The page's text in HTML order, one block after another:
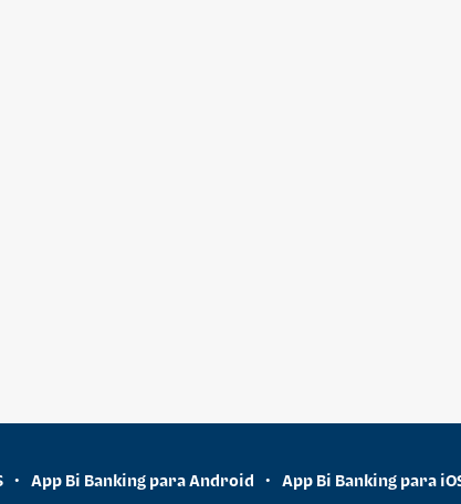
• App Bi Banking para Android • App Bi Banking para